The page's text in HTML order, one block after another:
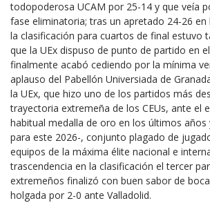
todopoderosa UCAM por 25-14 y que veía
fase eliminatoria; tras un apretado 24-26 en
la clasificación para cuartos de final estuvo
que la UEx dispuso de punto de partido en
finalmente acabó cediendo por la mínima
aplauso del Pabellón Universiada de
la UEx, que hizo uno de los partidos más
trayectoria extremeña de los CEUs, ante el
habitual medalla de oro en los últimos
para este 2026-, conjunto plagado de
equipos de la máxima élite nacional e
trascendencia en la clasificación el tercer
extremeños finalizó con buen sabor de
holgada por 2-0 ante Valladolid.